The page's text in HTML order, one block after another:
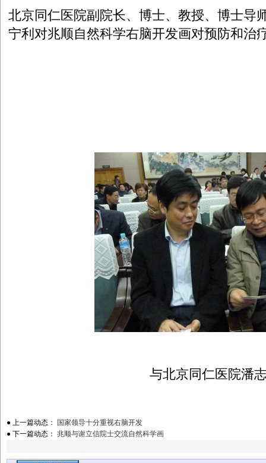
北京同仁医院副院长、博士、教授、博士导
宁利对兆顺自然科学右脑开发画对预防和治
与北京同仁医院潘
● 上一篇动态：
国家领导十分重视右脑开发
● 下一篇动态： 兆顺与谢立信院士交流自然科学画